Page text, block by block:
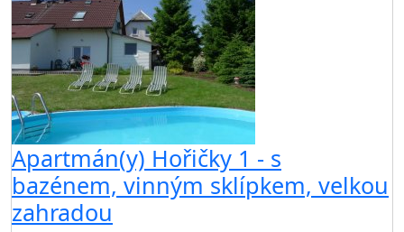
Apartmán(y) Hořičky 1 - s
bazénem, vinným sklípkem, velkou
zahradou